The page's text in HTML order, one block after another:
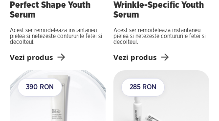
Perfect Shape Youth
Serum
Acest ser remodeleaza instantaneu
pielea si netezeste contururile fetei si
decolteul.
Vezi produs
Wrinkle-Specific Youth
Serum
Acest ser remodeleaza instantaneu
pielea si netezeste contururile fetei si
decolteul.
Vezi produs
390 RON 285 RON